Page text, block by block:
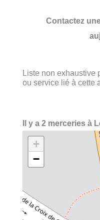
Contactez
Liste non exhaustive
ou service lié à cette
Il y a 2 merceries à
+
−